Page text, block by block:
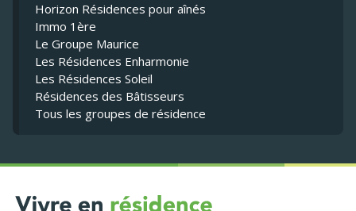
Horizon Résidences pour aînés
Immo 1ère
Le Groupe Maurice
Les Résidences Enharmonie
Les Résidences Soleil
Résidences des Bâtisseurs
Tous les groupes de résidence